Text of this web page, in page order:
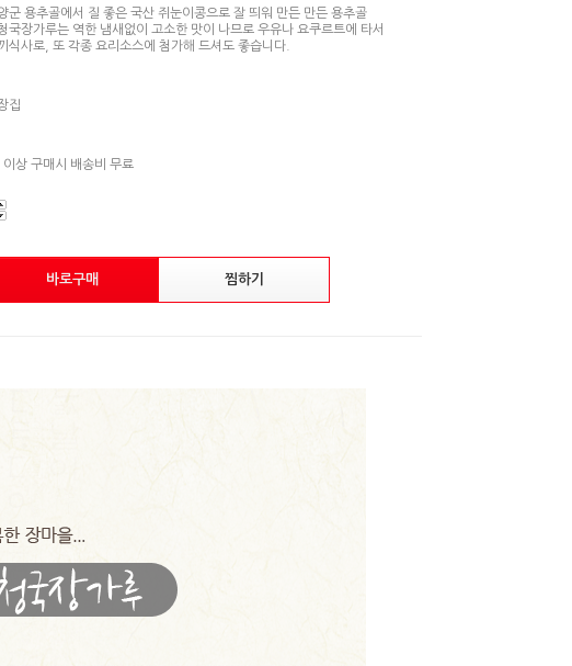
군 용추골에서 질 좋은 국산 쥐눈이콩으로 잘 띄워 만든 만든 용추골
국장가루는 역한 냄새없이 고소한 맛이 나므로 우유나 요쿠르트에 타서
식사로, 또 각종 요리소스에 첨가해 드셔도 좋습니다.
집
상 구매시 배송비 무료
바로구매 찜하기